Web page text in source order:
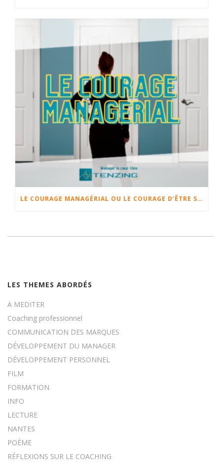
LE COURAGE MANAGÉRIAL OU LE COURAGE D’ÊTRE SOI
LES THEMES ABORDÉS
A MEDITER
Coaching professionnel
COMMUNICATION DES MARQUES
DÉVELOPPEMENT DU MANAGER
DÉVELOPPEMENT PERSONNEL
FILM
FORMATION
INFO
LECTURE
NANTES
POÈME
RÉFLEXIONS SUR LE COACHING